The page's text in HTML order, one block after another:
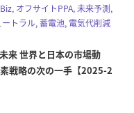
オフサイトPPA, 未来予測,
トラル, 蓄電池, 電気代削減
来 世界と日本の市場動
戦略の次の一手【2025-2